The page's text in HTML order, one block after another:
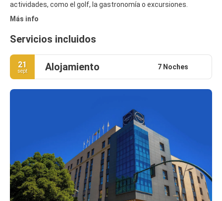
actividades, como el golf, la gastronomía o excursiones.
Más info
Servicios incluidos
21
sept Alojamiento 7 Noches